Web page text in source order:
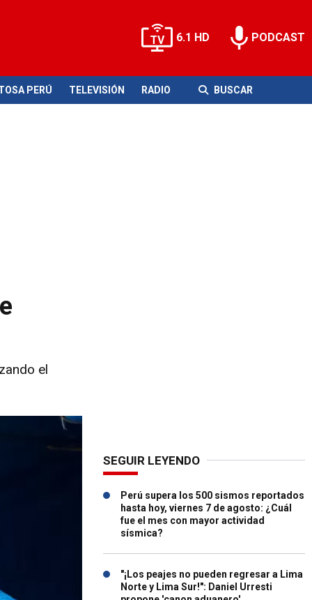
6.1 HD PODCAST
PERÚ TELEVISIÓN RADIO BUSCAR
el
SEGUIR LEYENDO
Perú supera los 500 sismos reportados
hasta hoy, viernes 7 de agosto: ¿Cuál
fue el mes con mayor actividad
sísmica?
"¡Los peajes no pueden regresar a Lima
Norte y Lima Sur!": Daniel Urresti